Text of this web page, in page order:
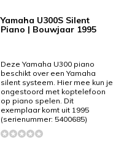
Yamaha U300S Silent
Piano | Bouwjaar 1995
Deze Yamaha U300 piano
beschikt over een Yamaha
silent systeem. Hier mee kun je
ongestoord met koptelefoon
op piano spelen. Dit
exemplaar komt uit 1995
(serienummer: 5400685)